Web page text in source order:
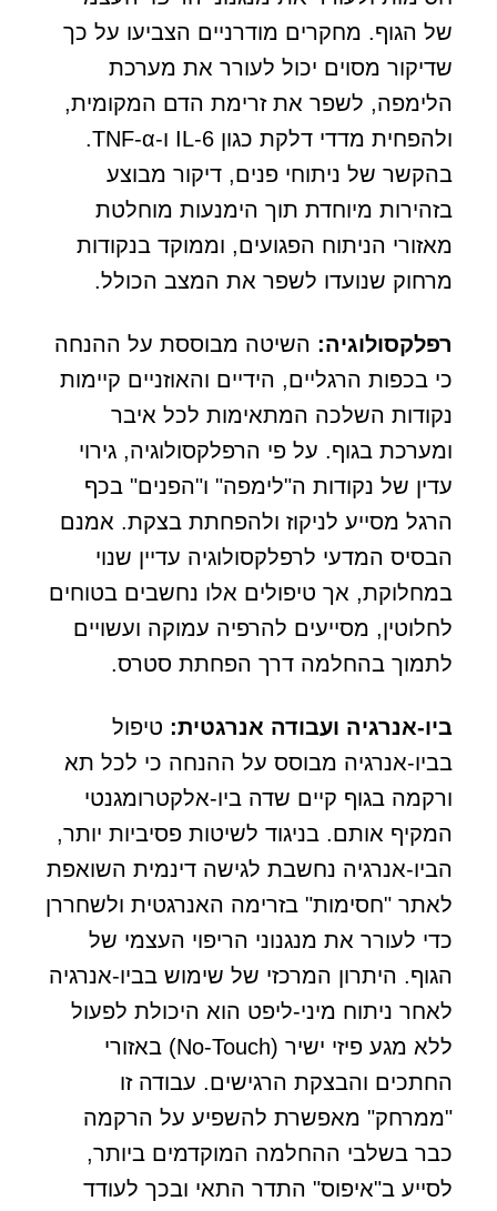
של הגוף. מחקרים מודרניים הצביעו על כך
שדיקור מסוים יכול לעורר את מערכת
הלימפה, לשפר את זרימת הדם המקומית,
ולהפחית מדדי דלקת כגון IL-6 ו-TNF-α.
בהקשר של ניתוחי פנים, דיקור מבוצע
בזהירות מיוחדת תוך הימנעות מוחלטת
מאזורי הניתוח הפגועים, וממוקד בנקודות
מרחוק שנועדו לשפר את המצב הכולל.
רפלקסולוגיה: השיטה מבוססת על ההנחה
כי בכפות הרגליים, הידיים והאוזניים קיימות
נקודות השלכה המתאימות לכל איבר
ומערכת בגוף. על פי הרפלקסולוגיה, גירוי
עדין של נקודות ה"לימפה" ו"הפנים" בכף
הרגל מסייע לניקוז ולהפחתת בצקת. אמנם
הבסיס המדעי לרפלקסולוגיה עדיין שנוי
במחלוקת, אך טיפולים אלו נחשבים בטוחים
לחלוטין, מסייעים להרפיה עמוקה ועשויים
לתמוך בהחלמה דרך הפחתת סטרס.
ביו-אנרגיה ועבודה אנרגטית: טיפול
בביו-אנרגיה מבוסס על ההנחה כי לכל תא
ורקמה בגוף קיים שדה ביו-אלקטרומגנטי
המקיף אותם. בניגוד לשיטות פסיביות יותר,
הביו-אנרגיה נחשבת לגישה דינמית השואפת
לאתר "חסימות" בזרימה האנרגטית ולשחררן
כדי לעורר את מנגנוני הריפוי העצמי של
הגוף. היתרון המרכזי של שימוש בביו-אנרגיה
לאחר ניתוח מיני-ליפט הוא היכולת לפעול
ללא מגע פיזי ישיר (No-Touch) באזורי
החתכים והבצקת הרגישים. עבודה זו
"ממרחק" מאפשרת להשפיע על הרקמה
כבר בשלבי ההחלמה המוקדמים ביותר,
לסייע ב"איפוס" התדר התאי ובכך לעודד